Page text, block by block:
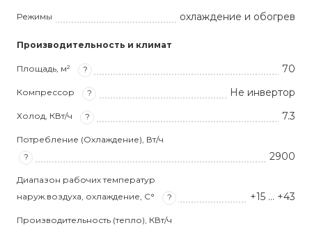
Режимы охлаждение и обогрев
Производительность и климат
Площадь, м² ? 70
Компрессор ? Не инвертор
Холод, КВт/ч ? 7.3
Потребление (Охлаждение), Вт/ч
?
2900
Диапазон рабочих температур
наруж.воздуха, охлаждение, С°
? +15 … +43
Производительность (тепло), КВт/ч